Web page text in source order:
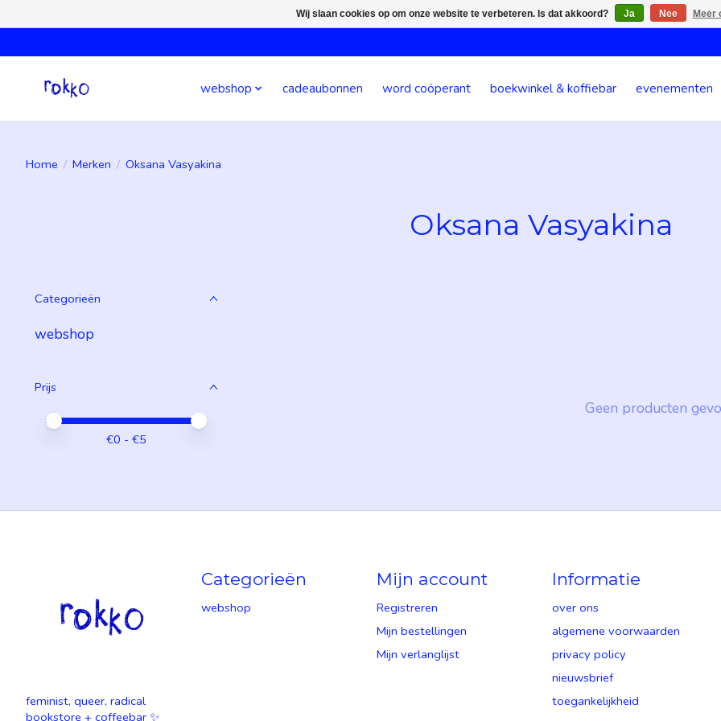
webshop cadeaubonnen word coöperant boekwinkel & koffiebar evenementen
Home / Merken / Oksana Vasyakina
Oksana Vasyakina
Categorieën
webshop
Prijs
Minimale prijswaarde
Price maximum value
€0 - €5
Geen producten
feminist, queer, radical
bookstore + coffeebar ✨
Categorieën
webshop
Mijn account
Registreren
Mijn bestellingen
Mijn verlanglijst
Informatie
over ons
algemene voorwaarden
privacy policy
nieuwsbrief
toegankelijkheid
Wij slaan cookies op om onze website te verbeteren. Is dat akkoord? Ja Nee Meer